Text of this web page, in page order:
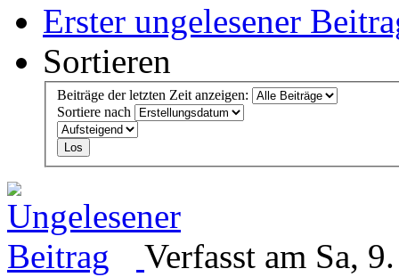
Erster ungelesener
Sortieren
Beiträge der letzten Zeit anzeigen:
Sortiere nach
Verfasst am Sa,